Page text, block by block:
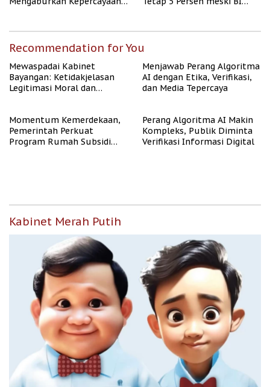
Recommendation for You
Mewaspadai Kabinet
Bayangan: Ketidakjelasan
Legitimasi Moral dan
Menjawab Perang Algoritma
AI dengan Etika, Verifikasi,
dan Media Tepercaya
Momentum Kemerdekaan,
Pemerintah Perkuat
Program Rumah Subsidi
Perang Algoritma AI Makin
Kompleks, Publik Diminta
Verifikasi Informasi Digital
Kabinet Merah Putih